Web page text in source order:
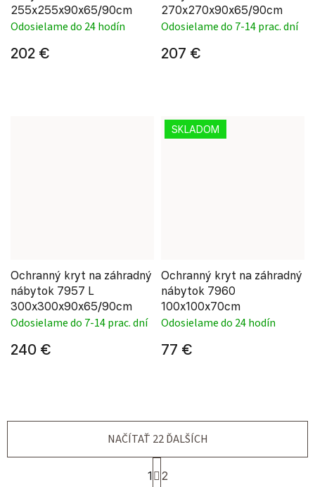
255x255x90x65/90cm
Odosielame do 24 hodín
202 €
270x270x90x65/90cm
Odosielame do 7-14 prac. dní
207 €
Ochranný kryt na záhradný
nábytok 7957 L
300x300x90x65/90cm
Odosielame do 7-14 prac. dní
240 €
SKLADOM
Ochranný kryt na záhradný
nábytok 7960
100x100x70cm
Odosielame do 24 hodín
77 €
NAČÍTAŤ 22 ĎALŠÍCH
Stránkovanie
1 2